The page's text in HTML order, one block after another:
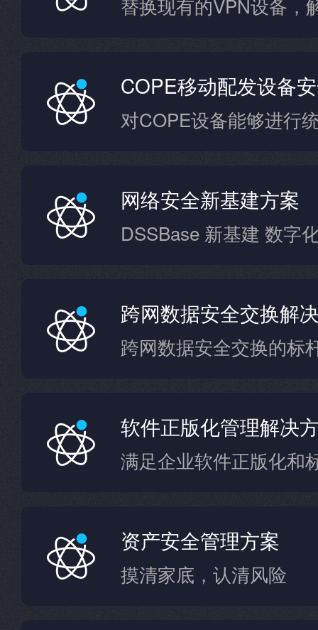
COPE移动配发设备
对COPE设备能够进行
网络安全新基建方案
DSSBase 新基建 数字
跨网数据安全交换解
跨网数据安全交换的标
软件正版化管理解决
满足企业软件正版化和
资产安全管理方案
摸清家底，认清风险